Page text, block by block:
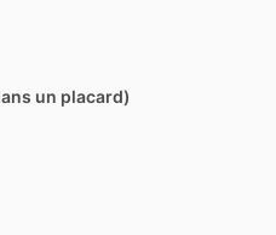
un placard)